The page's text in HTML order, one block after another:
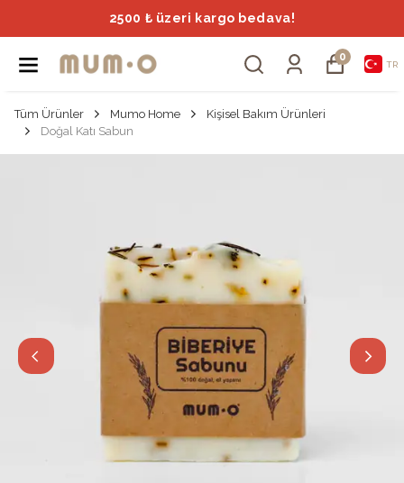
İlk üyeliğinde %15 tanışma indirimi!
0
TR
Tüm Ürünler Mumo Home
Kişisel Bakım Ürünleri
Doğal Katı Sabun